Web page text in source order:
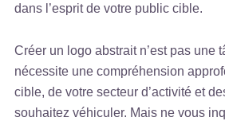
dans l’esprit de votre public cible.
Créer un logo abstrait n’est pas une
nécessite une compréhension
cible, de votre secteur d’activité et
souhaitez véhiculer. Mais ne vous